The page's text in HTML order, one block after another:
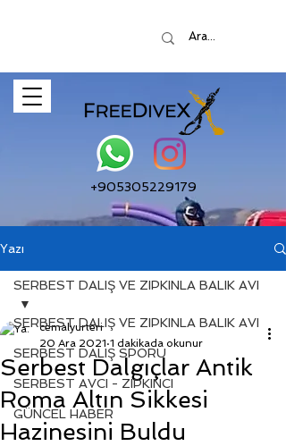
+905305229179
Yazı
SERBEST DALIŞ VE ZIPKINLA BALIK AVI
SERBEST DALIŞ SPORU
SERBEST AVCI - ZIPKINCI
GÜNCEL HABER
SERBEST DALIŞ VE ZIPKINLA BALIK AVI
Serbest Dalgıçlar Antik
Roma Altın Sikkesi
Hazinesini Buldu
cemalyurteri
20 Ara 2021 1 dakikada okunur